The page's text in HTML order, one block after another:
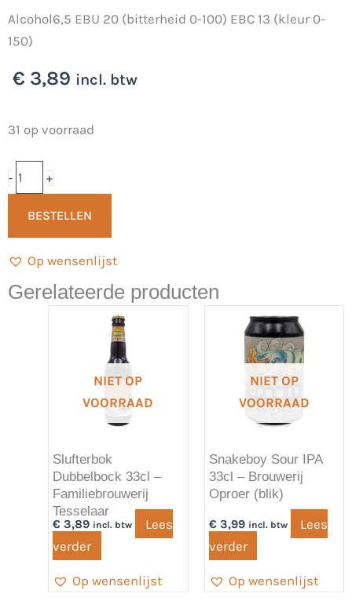
Alcohol6,5 EBU 20 (bitterheid 0-100) EBC 13 (kleur 0-
150)
€ 3,89 incl. btw
31 op voorraad
-
Franse
33cl
-
BE+ER
aantal
+
BESTELLEN
Op wensenlijst
Gerelateerde producten
NIET OP
VOORRAAD
Slufterbok
Dubbelbock 33cl –
Familiebrouwerij
Tesselaar
€ 3,89 incl. btw
Lees
verder
Op wensenlijst
NIET OP
VOORRAAD
Snakeboy Sour IPA
33cl – Brouwerij
Oproer (blik)
€3,99 incl. btw
Lees
verder
Op wensenlijst